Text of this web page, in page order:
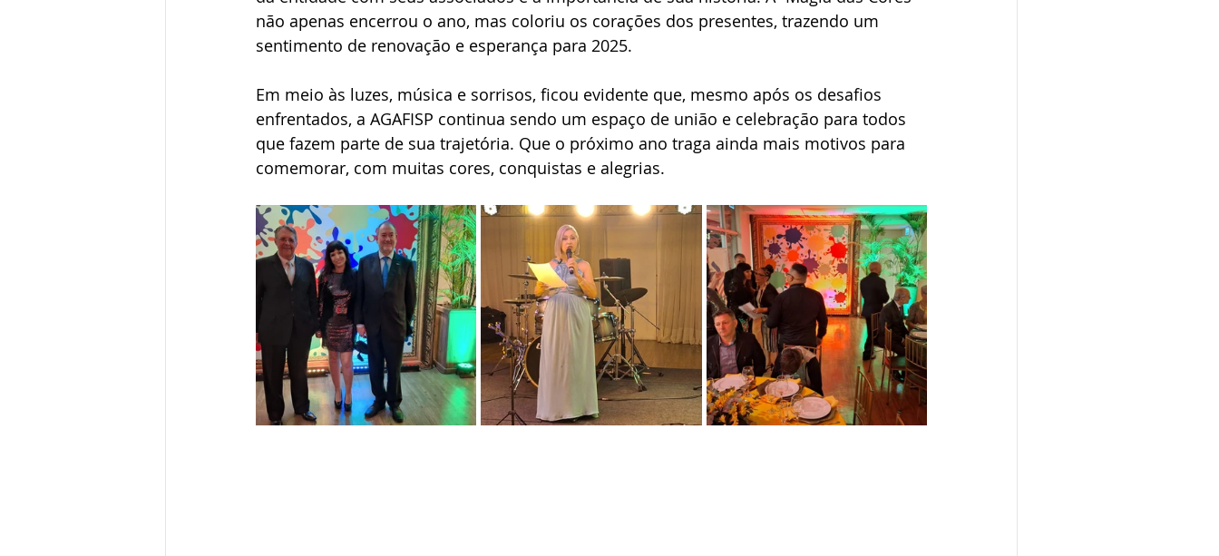
não apenas encerrou o ano, mas coloriu os corações dos presentes, trazendo um
sentimento de renovação e esperança para 2025.
Em meio às luzes, música e sorrisos, ficou evidente que, mesmo após os desafios
enfrentados, a AGAFISP continua sendo um espaço de união e celebração para todos
que fazem parte de sua trajetória. Que o próximo ano traga ainda mais motivos para
comemorar, com muitas cores, conquistas e alegrias.